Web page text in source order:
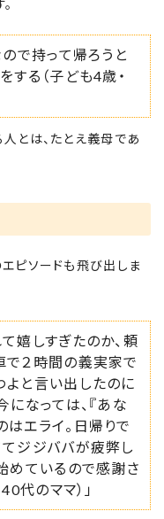
ので持って帰ろうと
する（子ども4歳・
とは、たとえ義母であ
ピソードも飛び出しま
嬉しすぎたのか、頼
で２時間の義実家で
よと言い出したのに
になっては、『あな
エライ。日帰りで
ジジババが疲弊し
めているので感謝さ
代のママ）」